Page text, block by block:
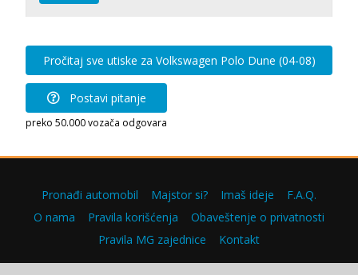
Pročitaj sve utiske za Volkswagen Polo Dune (04-08)
Postavi pitanje
preko 50.000 vozača odgovara
Pronađi automobil Majstor si? Imaš ideje
F.A.Q.
O nama
Pravila korišćenja
Obaveštenje o privatnosti
Pravila MG zajednice
Kontakt